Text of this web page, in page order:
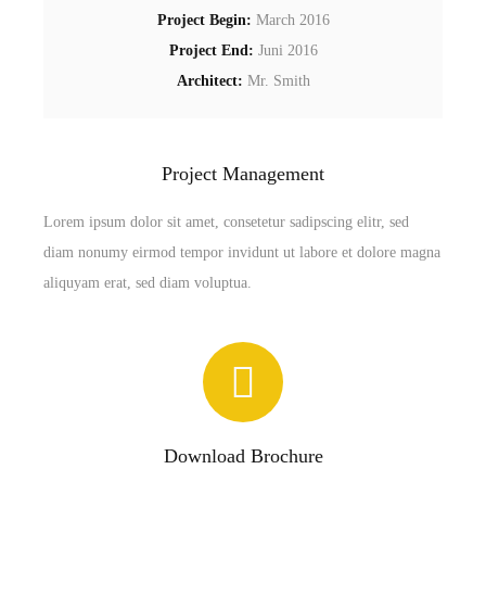
Project Begin: March 2016
Project End: Juni 2016
Architect: Mr. Smith
Project Management
Lorem ipsum dolor sit amet, consetetur sadipscing elitr, sed
diam nonumy eirmod tempor invidunt ut labore et dolore magna
aliquyam erat, sed diam voluptua.
Download Brochure